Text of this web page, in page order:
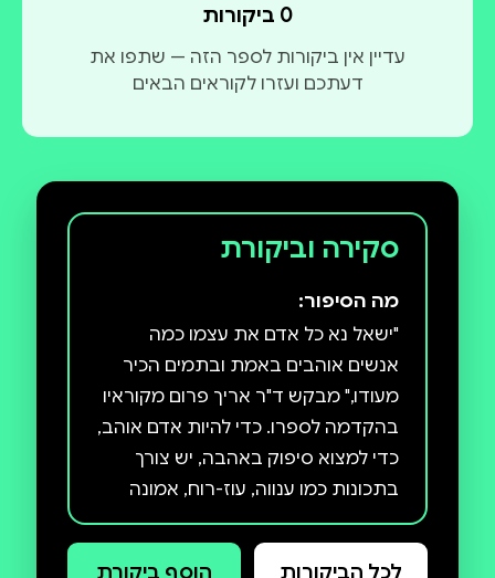
0 ביקורות
עדיין אין ביקורות לספר הזה — שתפו את
דעתכם ועזרו לקוראים הבאים
סקירה וביקורת
מה הסיפור:
"ישאל נא כל אדם את עצמו כמה
אנשים אוהבים באמת ובתמים הכיר
מעודו," מבקש ד"ר אריך פרום מקוראיו
בהקדמה לספרו. כדי להיות אדם אוהב,
כדי למצוא סיפוק באהבה, יש צורך
בתכונות כמו ענווה, עוז-רוח, אמונה
ומשמעת. אמנות האהבה, כשאר
האמנויות, מצריכה אימון והתרכזות.
לכל הביקורות הוסף ביקורת